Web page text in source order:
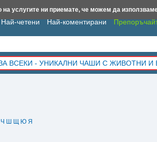
Ч Ш Щ Ю Я
Най-четени Най-коментирани
ВСЕКИ - УНИКАЛНИ ЧАШИ С ЖИВОТНИ
услугите ни приемате, че можем да